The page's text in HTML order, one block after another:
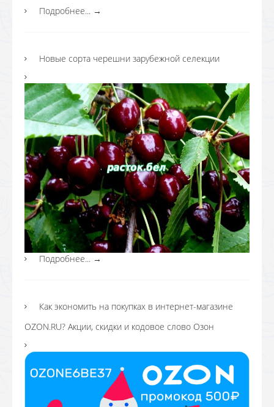
Подробнее... →
Новые сорта черешни зарубежной селекции
Подробнее... →
Как экономить на покупках в интернет-магазине
OZON.RU? Акции, скидки и кодовое слово Озон